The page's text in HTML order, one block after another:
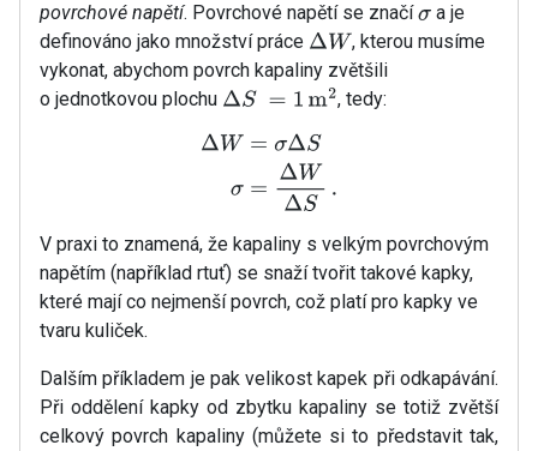
povrchové napětí. Povrchové napětí se značíσa je
definováno jako množství práce ΔW , kterou musíme
vykonat, abychom povrch kapaliny zvětšili
o jednotkovou plochu ΔS = 1m 2 , tedy:
W=σ ΔS σ=ΔW
V praxi to znamená, že kapaliny s velkým povrchovým
napětím (například rtuť) se snaží tvořit takové kapky,
které mají co nejmenší povrch, což platí pro kapky ve
tvaru kuliček.
Dalším příkladem je pak velikost kapek při odkapávání.
Při oddělení kapky od zbytku kapaliny se totiž zvětší
celkový povrch kapaliny (můžete si to představit tak,